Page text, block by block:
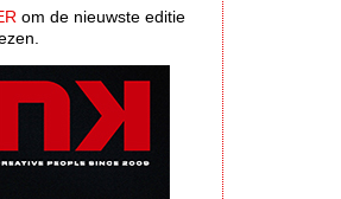
om de nieuwste editie